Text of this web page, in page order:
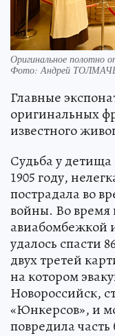
Оригинальное полотно
Фото: Андрей
Главные
оригинальных
известного
Судьба у
1905 году,
пострадала во
войны. Во время
авиабомбежкой
удалось спасти
двух третей
на котором
Новороссийск,
«Юнкерсов», и
повредила часть